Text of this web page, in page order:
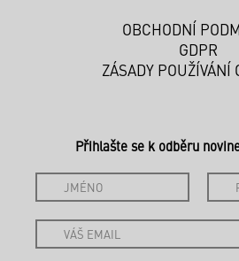
OBCHODNÍ
GDPR
ZÁSADY POUŽÍVÁNÍ
Přihlašte se k odběru